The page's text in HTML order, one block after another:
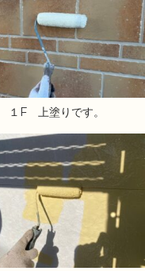
１F 上塗りです。